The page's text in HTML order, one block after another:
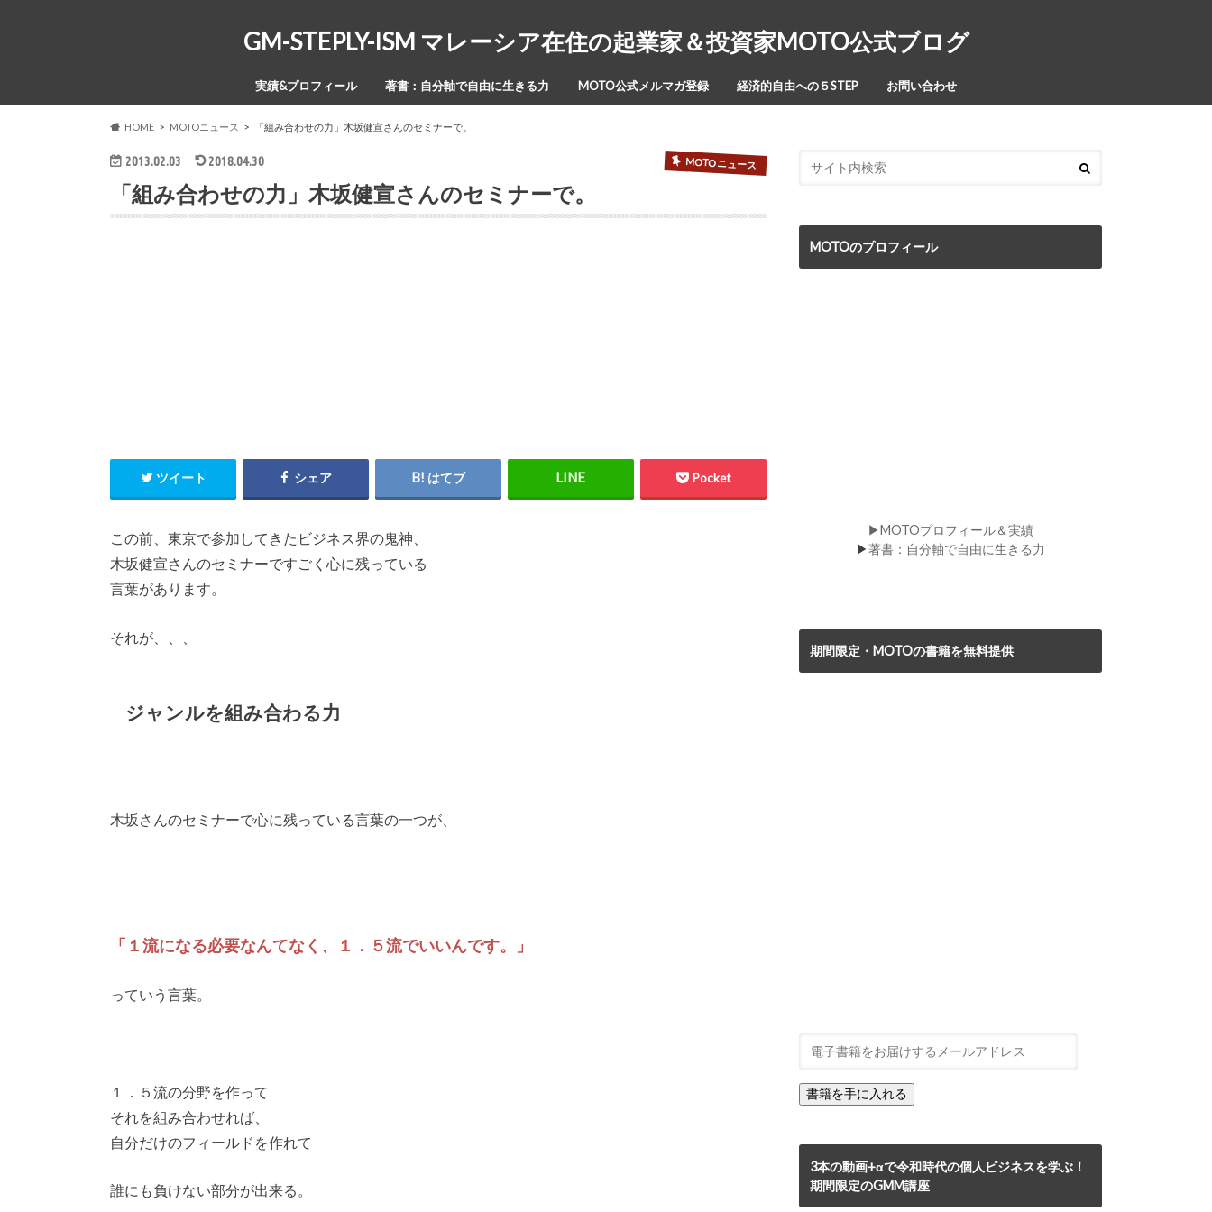
GM-STEPLY-ISM マレーシア在住の起業家＆投資家MOTO公式ブログ
実績&プロフィール 著書：自分軸で自由に生きる力 MOTO公式メルマガ登録 経済的自由への５STEP お問い合わせ
HOME MOTOニュース 「組み合わせの力」木坂健宣さんのセミナーで。
2013.02.03 2018.04.30 MOTOニュース
「組み合わせの力」木坂健宣さんのセミナーで。
ツイート シェア はてブ Pocket
この前、東京で参加してきたビジネス界の鬼神、
木坂健宣さんのセミナーですごく心に残っている
言葉があります。
それが、、、
ジャンルを組み合わる力
木坂さんのセミナーで心に残っている言葉の一つが、
「１流になる必要なんてなく、１．５流でいいんです。」
っていう言葉。
１．５流の分野を作って
それを組み合わせれば、
自分だけのフィールドを作れて
誰にも負けない部分が出来る。
MOTOのプロフィール
▶MOTOプロフィール＆実績
▶著書：自分軸で自由に生きる力
期間限定・MOTOの書籍を無料提供
3本の動画+αで令和時代の個人ビジネスを学ぶ！
期間限定のGMM講座